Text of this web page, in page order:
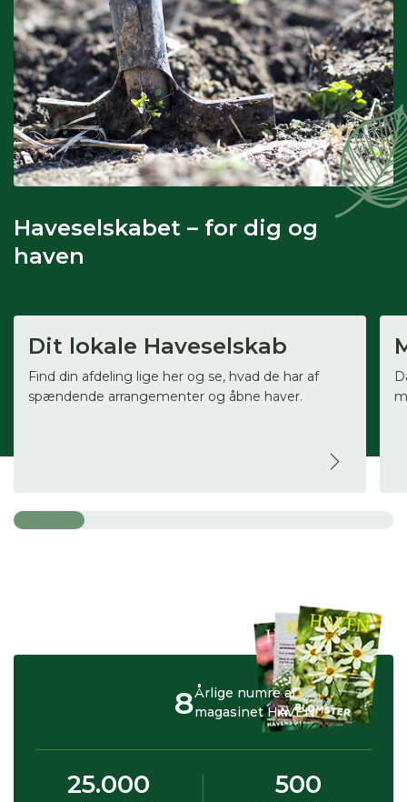
Haveselskabet – for dig og
haven
Dit lokale Haveselskab
Find din afdeling lige her og se, hvad de har af
spændende arrangementer og åbne haver.
Årlige numre af
magasinet HAVEN
8
25.000 500